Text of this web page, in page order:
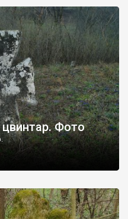
колії у траві – […]
цвинтар. Фото